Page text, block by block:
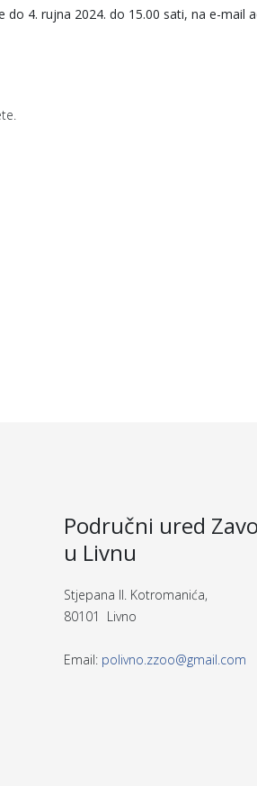
4. rujna 2024. do 15.00 sati, na e-mail
primjenu kurikula učitelja i nastavnika
Područni ured
u Livnu
Stjepana II. Kotromanića,
80101 Livno
Email: polivno.zzoo@gmail.com